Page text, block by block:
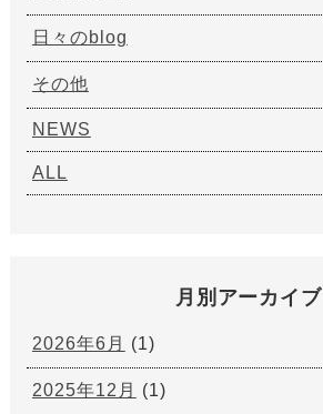
日々のblog
その他
NEWS
ALL
月別アーカイブ
2026年6月 (1)
2025年12月 (1)